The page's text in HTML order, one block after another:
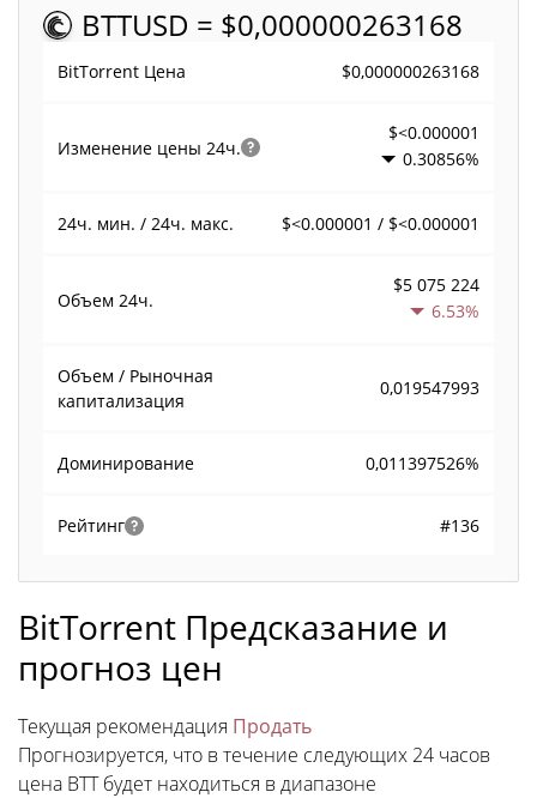
BTTUSD = $0,000000263168
BitTorrent Цена $0,000000263168
Изменение цены 24ч.
$<0.000001
0.30856%
24ч. мин. / 24ч. макс. $<0.000001 / $<0.000001
Объем 24ч.
$5 075 224
6.53%
Объем / Рыночная
капитализация
0,019547993
Доминирование 0,011397526%
Рейтинг #136
BitTorrent Предсказание и
прогноз цен
Текущая рекомендация Продать
Прогнозируется, что в течение следующих 24 часов
цена BTT будет находиться в диапазоне